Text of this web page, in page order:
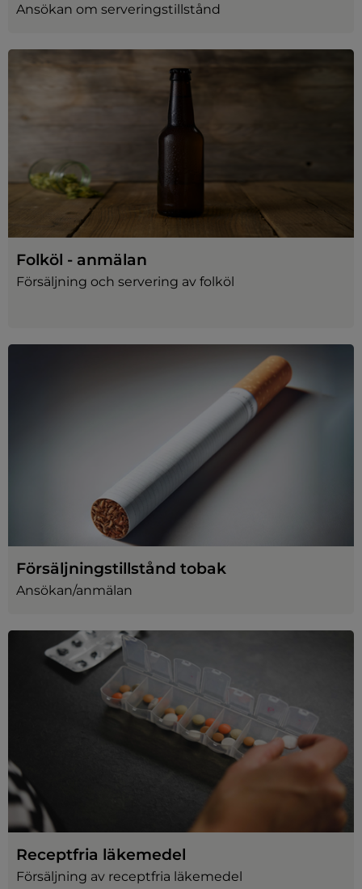
Ansökan om serveringstillstånd
Folköl - anmälan
Försäljning och servering av folköl
Försäljningstillstånd tobak
Ansökan/anmälan
Receptfria läkemedel
Försäljning av receptfria läkemedel